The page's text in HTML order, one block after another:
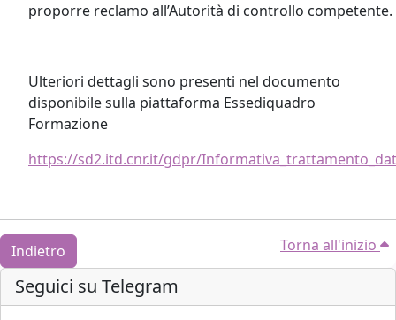
proporre reclamo all’Autorità di controllo competente.
Ulteriori dettagli sono presenti nel documento
disponibile sulla piattaforma Essediquadro
Formazione
https://sd2.itd.cnr.it/gdpr/
Indietro Torna all'inizio
Blocchi
Salta Seguici su Telegram
Seguici su Telegram